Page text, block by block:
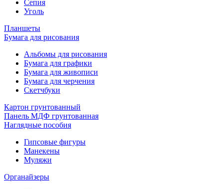
Сепия
Уголь
Планшеты
Бумага для рисования
Альбомы для рисования
Бумага для графики
Бумага для живописи
Бумага для черчения
Скетчбуки
Картон грунтованный
Панель МДФ грунтованная
Наглядные пособия
Гипсовые фигуры
Манекены
Муляжи
Органайзеры